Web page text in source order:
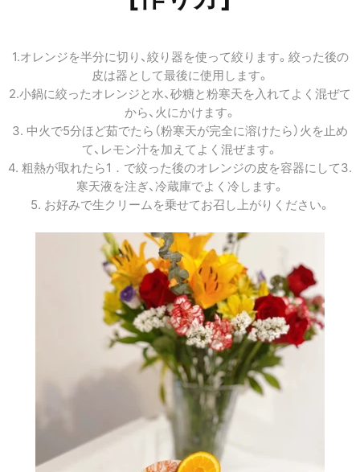
1.オレンジを半分に切り、絞り器を使って絞ります。絞った後の
皮は器として最後に使用します。
2.小鍋に絞ったオレンジと水、砂糖と粉寒天を入れてよく混ぜて
から、火にかけます。
3. 中火で5分ほど茹でたら（粉寒天が完全に溶けたら）火を止め
て、レモン汁を加えてよく混ぜます。
4. 粗熱が取れたら1．で絞った後のオレンジの皮を容器にして3.
寒天液を注ぎ、冷蔵庫でよく冷します。
5. お好みで生クリームを乗せてお召し上がりください。